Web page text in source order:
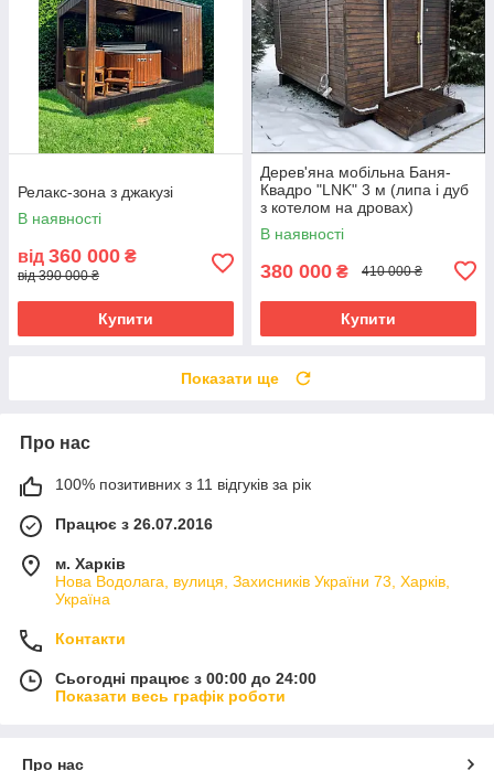
Релакс-зона з джакузі
В наявності
від 360 000 ₴
від 390 000 ₴
Купити
Дерев'яна мобільна Баня-
Квадро "LNK" 3 м (липа і дуб
з котелом на дровах)
В наявності
380 000 ₴ 410 000 ₴
Купити
Показати ще
Про нас
100% позитивних з 11 відгуків за рік
Працює з 26.07.2016
м. Харків
Нова Водолага, вулиця, Захисників України 73, Харків,
Україна
Контакти
Сьогодні працює з 00:00 до 24:00
Показати весь графік роботи
Про нас